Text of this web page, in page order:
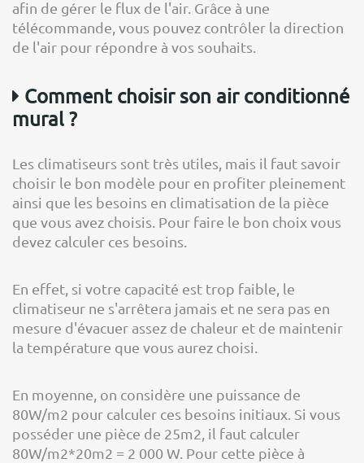
afin de gérer le flux de l'air. Grâce à une
télécommande, vous pouvez contrôler la direction
de l'air pour répondre à vos souhaits.
Comment choisir son air conditionné
mural ?
Les climatiseurs sont très utiles, mais il faut savoir
choisir le bon modèle pour en profiter pleinement
ainsi que les besoins en climatisation de la pièce
que vous avez choisis. Pour faire le bon choix vous
devez calculer ces besoins.
En effet, si votre capacité est trop faible, le
climatiseur ne s'arrêtera jamais et ne sera pas en
mesure d'évacuer assez de chaleur et de maintenir
la température que vous aurez choisi.
En moyenne, on considère une puissance de
80W/m2 pour calculer ces besoins initiaux. Si vous
posséder une pièce de 25m2, il faut calculer
80W/m2*20m2 = 2 000 W. Pour cette pièce à